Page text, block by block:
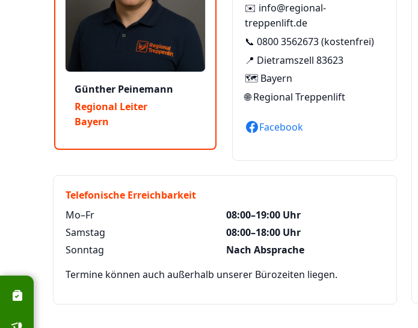
Günther Peinemann
Regional Leiter
Bayern
✉️ info@regional-
treppenlift.de
📞 0800 3562673(kostenfrei)
📍 Dietramszell 83623
🗺️ Bayern
🌐Regional Treppenlift
Facebook
Telefonische Erreichbarkeit
Mo–Fr
08:00–19:00 Uhr
Samstag
08:00–18:00 Uhr
Sonntag
Nach Absprache
Termine können auch außerhalb unserer Bürozeiten liegen.